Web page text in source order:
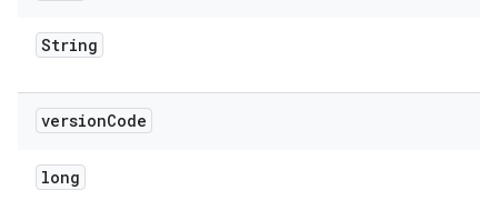
String
versionCode
long